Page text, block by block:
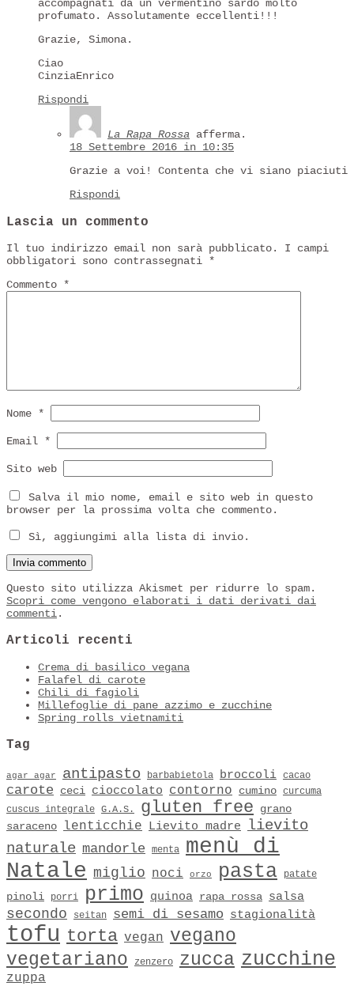
accompagnati da un vermentino sardo molto
profumato. Assolutamente eccellenti!!!
Grazie, Simona.
Ciao
CinziaEnrico
Rispondi
La Rapa Rossa afferma.
18 Settembre 2016 in 10:35
Grazie a voi! Contenta che vi siano piaciuti
Rispondi
Lascia un commento
Il tuo indirizzo email non sarà pubblicato.
I campi
obbligatori sono contrassegnati *
Commento *
Nome *
Email *
Sito web
Salva il mio nome, email e sito web in questo
browser per la prossima volta che commento.
Sì, aggiungimi alla lista di invio.
Questo sito utilizza Akismet per ridurre lo spam.
Scopri come vengono elaborati i dati derivati dai
commenti.
Articoli recenti
Crema di basilico vegana
Falafel di carote
Chili di fagioli
Millefoglie di pane azzimo e zucchine
Spring rolls vietnamiti
Tag
agar agar antipasto barbabietola broccoli cacao
carote ceci cioccolato contorno cumino curcuma
cuscus integrale G.A.S. gluten free
grano
saraceno
lenticchie Lievito madre
lievito
naturale mandorle menta
menù di
Natale miglio noci orzo pasta patate
pinoli porri primo quinoa rapa rossa salsa
secondo seitan semi di sesamo stagionalità
tofu torta vegan vegano
vegetariano
zenzero zucca zucchine
zuppa